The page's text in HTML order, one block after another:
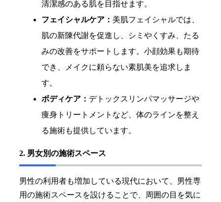
清潔感のある肌を目指せます。
フェイシャルケア： 美肌フェイシャルでは、
肌の新陳代謝を促進し、シミやくすみ、たる
みの改善をサポートします。小顔効果も期待
でき、メイクに頼らない素肌美を追求しま
す。
ボディケア： デトックスリンパマッサージや
痩身トリートメントなど、体のラインを整え
る施術も提供しています。
2. 男女別の施術スペース
男性の利用者も増加している現代において、男性専
用の施術スペースを設けることで、周囲の目を気に